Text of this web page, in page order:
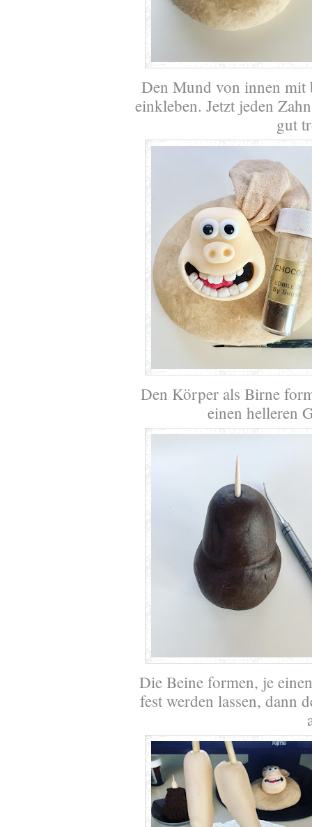
Den Mund von innen mit
einkleben. Jetzt jeden
gut
Den Körper als Birne
einen helleren
Die Beine formen, je
fest werden lassen, dann